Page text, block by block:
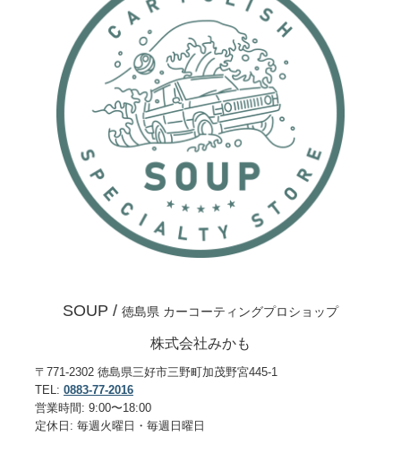
SOUP / 徳島県 カーコーティングプロショップ
株式会社みかも
〒771-2302 徳島県三好市三野町加茂野宮445-1
TEL: 0883-77-2016
営業時間: 9:00〜18:00
定休日: 毎週火曜日・毎週日曜日